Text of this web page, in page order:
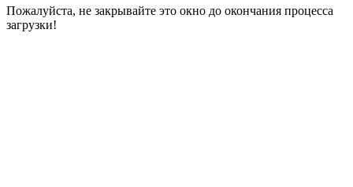
Пожалуйста, не закрывайте это окно до окончания процесса
загрузки!